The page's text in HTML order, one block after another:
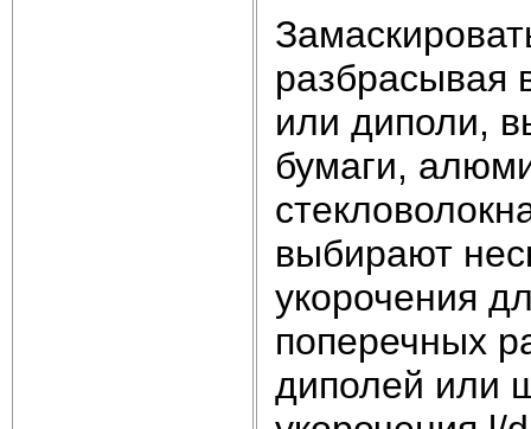
разбрасывая
или диполи,
бумаги,
выбирают
укорочения
поперечных
диполей или